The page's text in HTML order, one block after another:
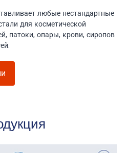
любые нестандартные
для косметической
патоки, опары, крови, сиропов